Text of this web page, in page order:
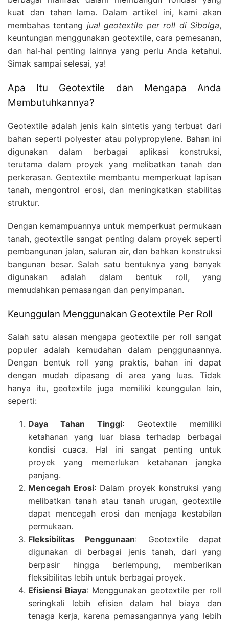
kuat dan tahan lama. Dalam artikel ini, kami akan
membahas tentang jual geotextile per roll di Sibolga,
keuntungan menggunakan geotextile, cara pemesanan,
dan hal-hal penting lainnya yang perlu Anda ketahui.
Simak sampai selesai, ya!
Apa Itu Geotextile dan Mengapa Anda
Membutuhkannya?
Geotextile adalah jenis kain sintetis yang terbuat dari
bahan seperti polyester atau polypropylene. Bahan ini
digunakan dalam berbagai aplikasi konstruksi,
terutama dalam proyek yang melibatkan tanah dan
perkerasan. Geotextile membantu memperkuat lapisan
tanah, mengontrol erosi, dan meningkatkan stabilitas
struktur.
Dengan kemampuannya untuk memperkuat permukaan
tanah, geotextile sangat penting dalam proyek seperti
pembangunan jalan, saluran air, dan bahkan konstruksi
bangunan besar. Salah satu bentuknya yang banyak
digunakan adalah dalam bentuk roll, yang
memudahkan pemasangan dan penyimpanan.
Keunggulan Menggunakan Geotextile Per Roll
Salah satu alasan mengapa geotextile per roll sangat
populer adalah kemudahan dalam penggunaannya.
Dengan bentuk roll yang praktis, bahan ini dapat
dengan mudah dipasang di area yang luas. Tidak
hanya itu, geotextile juga memiliki keunggulan lain,
seperti:
Daya Tahan Tinggi: Geotextile memiliki
ketahanan yang luar biasa terhadap berbagai
kondisi cuaca. Hal ini sangat penting untuk
proyek yang memerlukan ketahanan jangka
panjang.
Mencegah Erosi: Dalam proyek konstruksi yang
melibatkan tanah atau tanah urugan, geotextile
dapat mencegah erosi dan menjaga kestabilan
permukaan.
Fleksibilitas Penggunaan: Geotextile dapat
digunakan di berbagai jenis tanah, dari yang
berpasir hingga berlempung, memberikan
fleksibilitas lebih untuk berbagai proyek.
Efisiensi Biaya: Menggunakan geotextile per roll
seringkali lebih efisien dalam hal biaya dan
tenaga kerja, karena pemasangannya yang lebih